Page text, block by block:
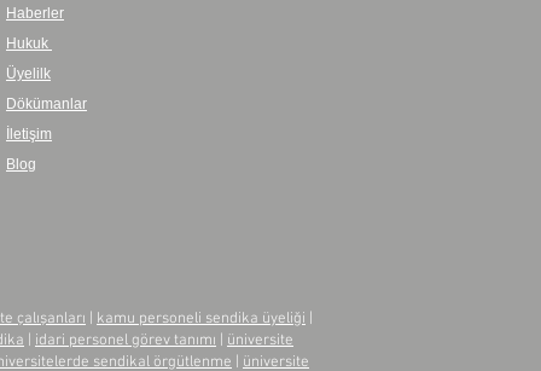
Haberler
Hukuk
Üyelilk
Dökümanlar
İletişim
Blog
çalışanları kamu personeli sendika üyeliği
idari personel görev tanımı
üniversite
sendikal örgütlenme
üniversite